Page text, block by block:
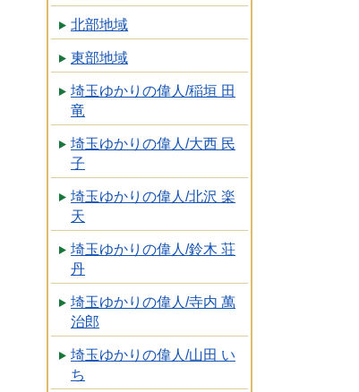
北部地域
東部地域
埼玉ゆかりの偉人/稲垣 田
竜
埼玉ゆかりの偉人/大西 民
子
埼玉ゆかりの偉人/北沢 楽
天
埼玉ゆかりの偉人/鈴木 荘
丹
埼玉ゆかりの偉人/寺内 萬
治郎
埼玉ゆかりの偉人/山田 い
ち